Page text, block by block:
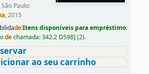
São Paulo:
2015
de:Itens disponíveis para empréstimo:
dechamada:342.2 D598] (2).
ao seu carrinho